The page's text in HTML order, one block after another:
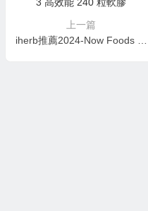
上一篇
iherb推薦2024-Now Foods 維生素 D-3 高效能 240 粒軟膠囊 ￥60 原價￥84 7.1折必買推薦2024-Now Foods 維生素 D-3 高效能 240 粒軟膠囊 ￥60 原價￥84 7.1折